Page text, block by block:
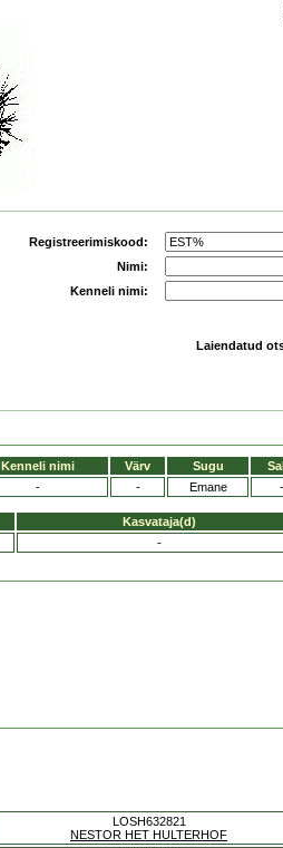
Registreerimiskood:
Nimi:
Kenneli nimi:
Laiendatud
Kenneli nimi Värv Sugu
- - Emane -
Kasvataja(d)
-
LOSH632821
NESTOR HET HULTERHOF